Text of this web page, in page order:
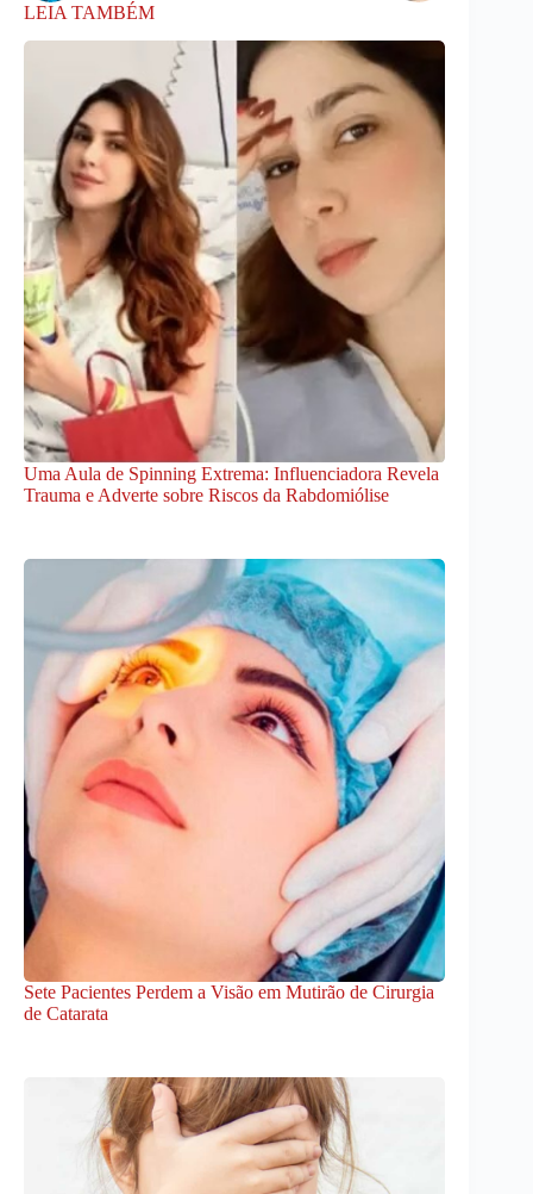
LEIA TAMBÉM
Uma Aula de Spinning Extrema: Influenciadora Revela
Trauma e Adverte sobre Riscos da Rabdomiólise
Sete Pacientes Perdem a Visão em Mutirão de Cirurgia
de Catarata